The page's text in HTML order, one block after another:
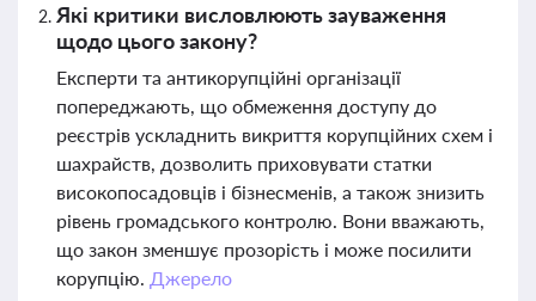
Які критики висловлюють зауваження
щодо цього закону?
Експерти та антикорупційні організації
попереджають, що обмеження доступу до
реєстрів ускладнить викриття корупційних схем і
шахрайств, дозволить приховувати статки
високопосадовців і бізнесменів, а також знизить
рівень громадського контролю. Вони вважають,
що закон зменшує прозорість і може посилити
корупцію. Джерело